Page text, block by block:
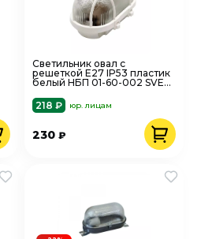
Светильник овал с
решеткой Е27 IP53 пластик
белый НБП 01-60-002 SVET
218 ₽
юр. лицам
230₽